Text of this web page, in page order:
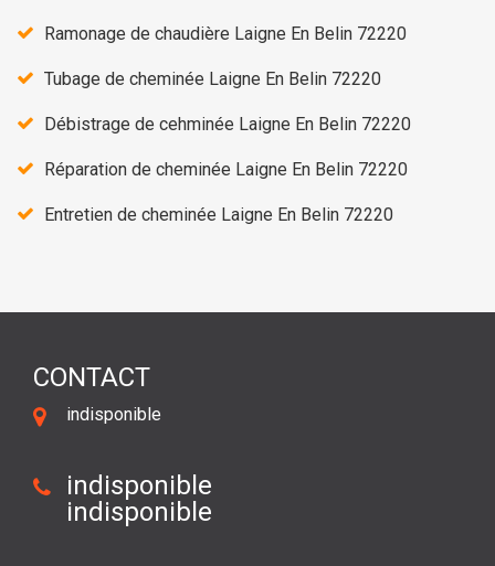
Ramonage de chaudière Laigne En Belin 72220
Tubage de cheminée Laigne En Belin 72220
Débistrage de cehminée Laigne En Belin 72220
Réparation de cheminée Laigne En Belin 72220
Entretien de cheminée Laigne En Belin 72220
CONTACT
indisponible
indisponible
indisponible